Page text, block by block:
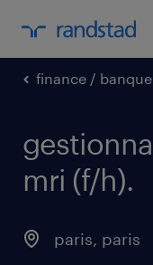
finance / banque
mri (f/h).
paris, paris